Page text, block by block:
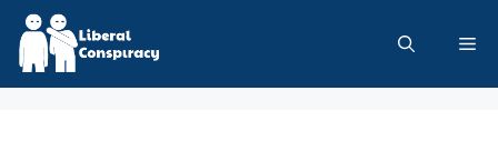
Skip
content